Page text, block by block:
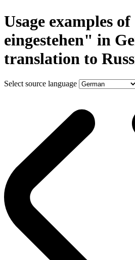
Usage examples
eingestehen" in
translation to
Select source language